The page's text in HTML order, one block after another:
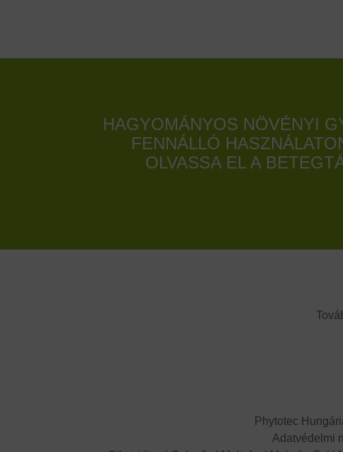
HAGYOMÁNYOS NÖVÉNYI
FENNÁLLÓ
OLVASSA EL A
Phytotec
Adatvédelmi